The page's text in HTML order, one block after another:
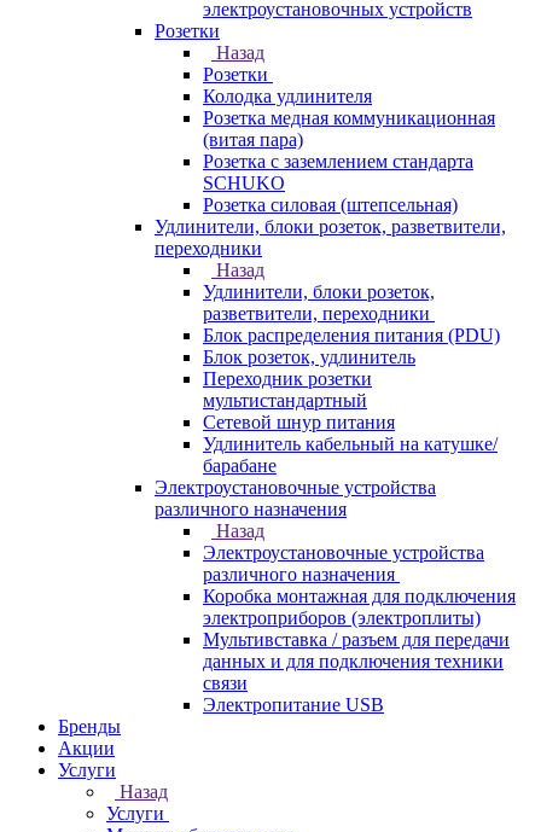
электроустановочных устройств
Розетки
Назад
Розетки
Колодка удлинителя
Розетка медная коммуникационная
(витая пара)
Розетка с заземлением стандарта
SCHUKO
Розетка силовая (штепсельная)
Удлинители, блоки розеток, разветвители,
переходники
Назад
Удлинители, блоки розеток,
разветвители, переходники
Блок распределения питания (PDU)
Блок розеток, удлинитель
Переходник розетки
мультистандартный
Сетевой шнур питания
Удлинитель кабельный на катушке/
барабане
Электроустановочные устройства
различного назначения
Назад
Электроустановочные устройства
различного назначения
Коробка монтажная для подключения
электроприборов (электроплиты)
Мультивставка / разъем для передачи
данных и для подключения техники
связи
Электропитание USB
Бренды
Акции
Услуги
Назад
Услуги